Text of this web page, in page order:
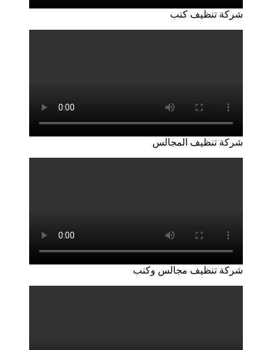
شركة تنظيف كنب
شركة تنظيف المجالس
شركة تنظيف مجالس وكنب